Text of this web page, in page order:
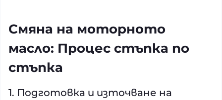
Смяна на моторното
масло: Процес стъпка по
стъпка
1. Подготовка и източване на